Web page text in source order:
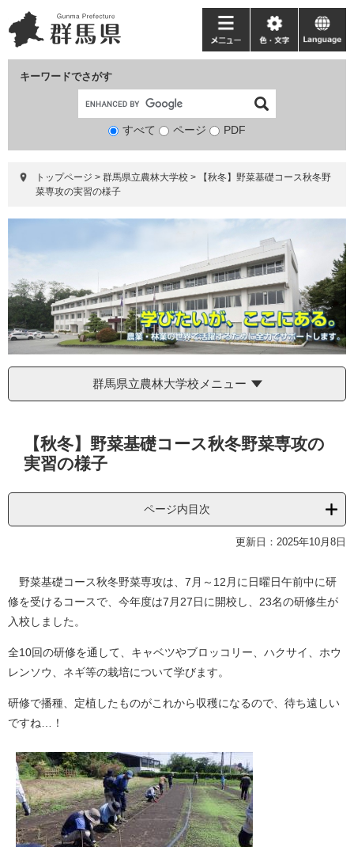
ー
ジ
ニ
ュ
て
キーワードでさがす
検
象
すべて ページ PDF
メ
ニ
ー
色・
文
language
トップページ > 群馬県立農林大学校 >
【秋冬】野菜基礎コース秋冬野
菜専攻の実習の様子
群馬県立農林大学校メニュー
【秋冬】野菜基礎コース秋冬野菜専攻の
実習の様子
ページ内目次
更新日：2025年10月8日
野菜基礎コース秋冬野菜専攻は、7月～12月に日曜日午前中に研
修を受けるコースで、今年度は7月27日に開校し、23名の研修生が
入校しました。
全10回の研修を通して、キャベツやブロッコリー、ハクサイ、ホウ
レンソウ、ネギ等の栽培について学びます。
研修で播種、定植したものがこれから収穫になるので、待ち遠しい
ですね…！